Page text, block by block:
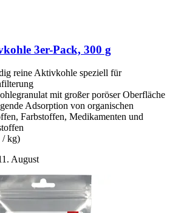
3er-​Pack, 300 g
reine Aktivkohle speziell für
mit großer poröser Oberfläche
Adsorption von organischen
Farbstoffen, Medikamenten und
/ kg)
August